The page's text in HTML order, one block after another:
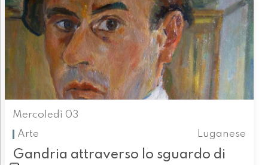
Mercoledì 03
Arte
Luganese
Gandria attraverso lo sguardo di